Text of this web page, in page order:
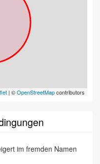
| ©OpenStreetMapcontributors
im fremden Namen